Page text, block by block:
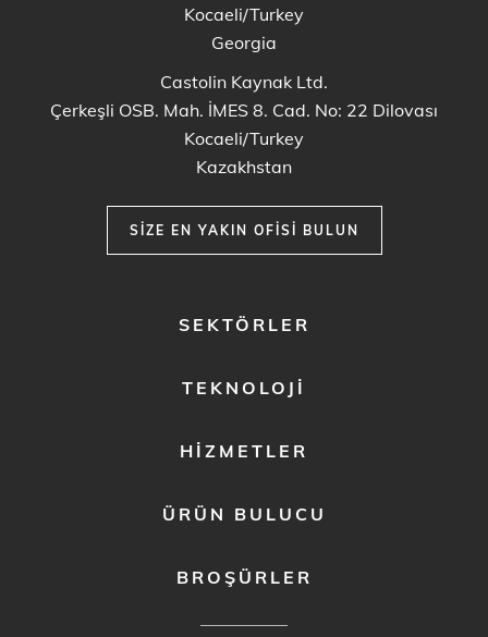
Kocaeli/Turkey
Georgia
Castolin Kaynak Ltd.
Çerkeşli OSB. Mah. İMES 8. Cad. No: 22 Dilovası
Kocaeli/Turkey
Kazakhstan
SIZE EN YAKIN OFISI BULUN
SEKTÖRLER
TEKNOLOJI
HIZMETLER
ÜRÜN BULUCU
BROŞÜRLER